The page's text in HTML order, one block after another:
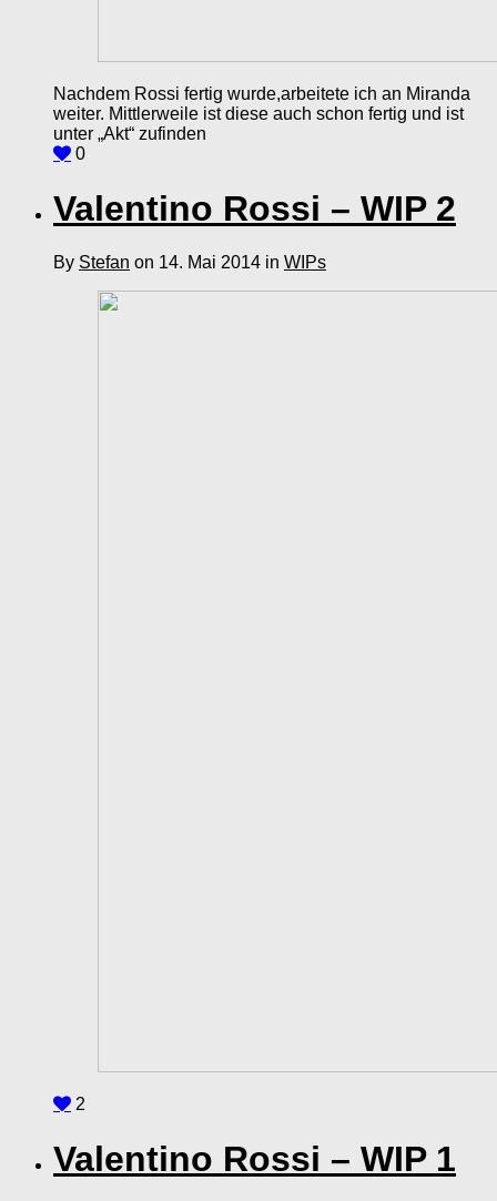
Nachdem Rossi fertig wurde,arbeitete ich an Miranda
weiter. Mittlerweile ist diese auch schon fertig und ist
unter „Akt“ zufinden
0
Valentino Rossi – WIP 2
By Stefan on 14. Mai 2014 in WIPs
2
Valentino Rossi – WIP 1